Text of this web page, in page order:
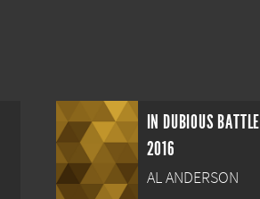
IN DUBIOUS BATTLE
2016
AL ANDERSON